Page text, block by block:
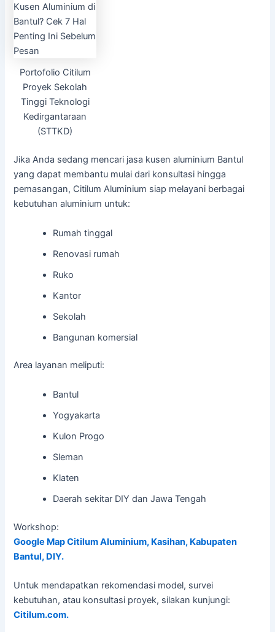
Portofolio Citilum
Proyek Sekolah
Tinggi Teknologi
Kedirgantaraan
(STTKD)
Jika Anda sedang mencari jasa kusen aluminium Bantul
yang dapat membantu mulai dari konsultasi hingga
pemasangan, Citilum Aluminium siap melayani berbagai
kebutuhan aluminium untuk:
Rumah tinggal
Renovasi rumah
Ruko
Kantor
Sekolah
Bangunan komersial
Area layanan meliputi:
Bantul
Yogyakarta
Kulon Progo
Sleman
Klaten
Daerah sekitar DIY dan Jawa Tengah
Workshop:
Google Map Citilum Aluminium, Kasihan, Kabupaten
Bantul, DIY.
Untuk mendapatkan rekomendasi model, survei
kebutuhan, atau konsultasi proyek, silakan kunjungi:
Citilum.com.